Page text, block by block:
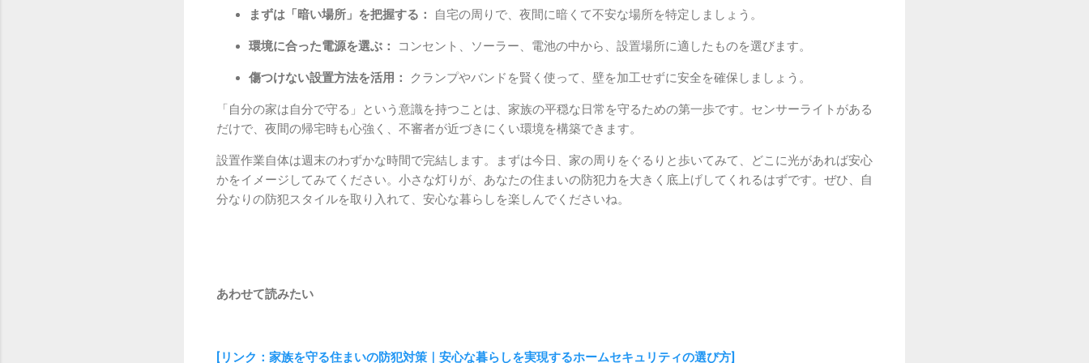
まずは「暗い場所」を把握する： 自宅の周りで、夜間に暗くて不安な場所を特定しましょう。
環境に合った電源を選ぶ： コンセント、ソーラー、電池の中から、設置場所に適したものを選びます。
傷つけない設置方法を活用： クランプやバンドを賢く使って、壁を加工せずに安全を確保しましょう。
「自分の家は自分で守る」という意識を持つことは、家族の平穏な日常を守るための第一歩です。センサーライトがある
だけで、夜間の帰宅時も心強く、不審者が近づきにくい環境を構築できます。
設置作業自体は週末のわずかな時間で完結します。まずは今日、家の周りをぐるりと歩いてみて、どこに光があれば安心
かをイメージしてみてください。小さな灯りが、あなたの住まいの防犯力を大きく底上げしてくれるはずです。ぜひ、自
分なりの防犯スタイルを取り入れて、安心な暮らしを楽しんでくださいね。
あわせて読みたい
[リンク：家族を守る住まいの防犯対策｜安心な暮らしを実現するホームセキュリティの選び方]